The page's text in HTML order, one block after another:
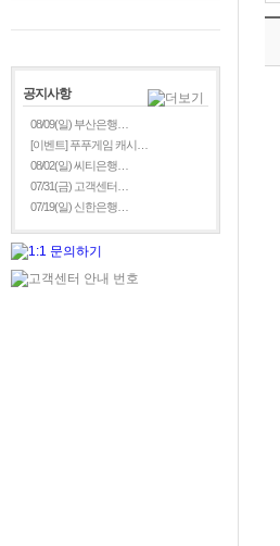
공지사항
08/09(일) 부산은행…
[이벤트] 푸푸게임 캐시…
08/02(일) 씨티은행…
07/31(금) 고객센터…
07/19(일) 신한은행…